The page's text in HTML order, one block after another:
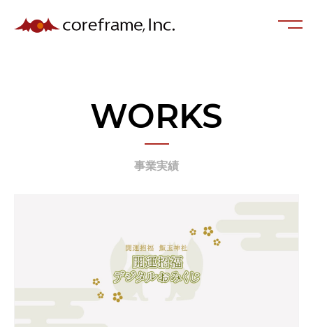
WORKS
事業実績